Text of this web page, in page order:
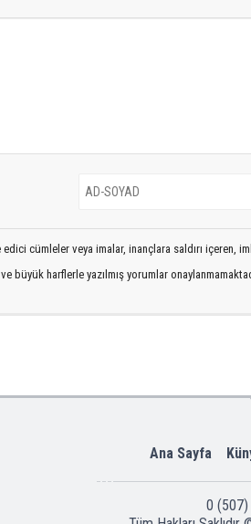
cümleler veya imalar, inançlara saldırı içeren,
büyük harflerle yazılmış yorumlar
Ana Sayfa
0